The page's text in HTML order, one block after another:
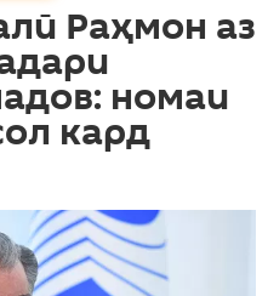
Раҳмон аз
номаи
кард